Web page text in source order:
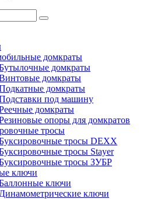
домкраты
домкраты
домкраты
домкраты
под машину
домкраты
опоры для домкратов
тросы
тросы DEXX
тросы Stayer
тросы ЗУБР
ключи
ключи
Динамометрические ключи